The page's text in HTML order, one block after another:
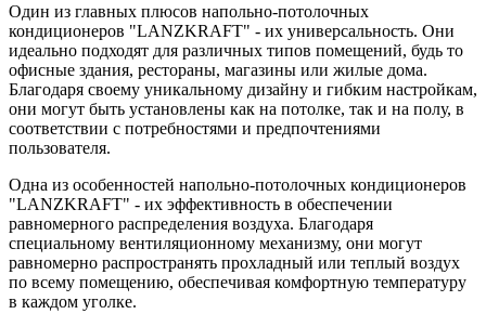
Один из главных плюсов напольно-потолочных
кондиционеров "LANZKRAFT" - их универсальность. Они
идеально подходят для различных типов помещений, будь то
офисные здания, рестораны, магазины или жилые дома.
Благодаря своему уникальному дизайну и гибким настройкам,
они могут быть установлены как на потолке, так и на полу, в
соответствии с потребностями и предпочтениями
пользователя.
Одна из особенностей напольно-потолочных кондиционеров
"LANZKRAFT" - их эффективность в обеспечении
равномерного распределения воздуха. Благодаря
специальному вентиляционному механизму, они могут
равномерно распространять прохладный или теплый воздух
по всему помещению, обеспечивая комфортную температуру
в каждом уголке.